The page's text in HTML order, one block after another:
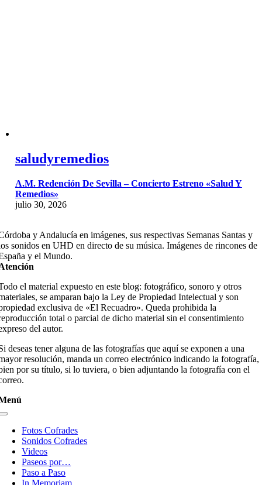
saludyremedios
A.M. Redención De Sevilla – Concierto Estreno «Salud Y
Remedios»
julio 30, 2026
y Andalucía en imágenes, sus respectivas Semanas Santas y
sonidos en UHD en directo de su música. Imágenes de rincones de
y el Mundo.
el material expuesto en este blog: fotográfico, sonoro y otros
se amparan bajo la Ley de Propiedad Intelectual y son
exclusiva de «El Recuadro». Queda prohibida la
total o parcial de dicho material sin el consentimiento
del autor.
deseas tener alguna de las fotografías que aquí se exponen a una
resolución, manda un correo electrónico indicando la fotografía,
por su título, si lo tuviera, o bien adjuntando la fotografía con el
Toggle
NavigationFotos Cofrades
Sonidos Cofrades
Videos
Paseos por…
Paso a Paso